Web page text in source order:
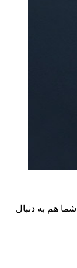
شما هم به دنبال